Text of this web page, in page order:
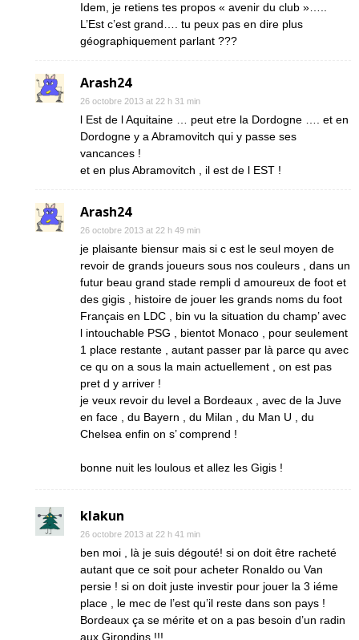
Idem, je retiens tes propos « avenir du club »…..
L’Est c’est grand…. tu peux pas en dire plus
géographiquement parlant ???
Arash24
26 octobre 2013 at 22 h 31 min
l Est de l Aquitaine … peut etre la Dordogne …. et en
Dordogne y a Abramovitch qui y passe ses
vancances !
et en plus Abramovitch , il est de l EST !
Arash24
26 octobre 2013 at 22 h 49 min
je plaisante biensur mais si c est le seul moyen de
revoir de grands joueurs sous nos couleurs , dans un
futur beau grand stade rempli d amoureux de foot et
des gigis , histoire de jouer les grands noms du foot
Français en LDC , bin vu la situation du champ’ avec
l intouchable PSG , bientot Monaco , pour seulement
1 place restante , autant passer par là parce qu avec
ce qu on a sous la main actuellement , on est pas
pret d y arriver !
je veux revoir du level a Bordeaux , avec de la Juve
en face , du Bayern , du Milan , du Man U , du
Chelsea enfin on s’ comprend !
bonne nuit les loulous et allez les Gigis !
klakun
26 octobre 2013 at 22 h 41 min
ben moi , là je suis dégouté! si on doit être racheté
autant que ce soit pour acheter Ronaldo ou Van
persie ! si on doit juste investir pour jouer la 3 iéme
place , le mec de l’est qu’il reste dans son pays !
Bordeaux ça se mérite et on a pas besoin d’un radin
aux Girondins !!!